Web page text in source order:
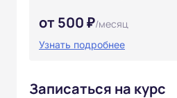
от 500 ₽/месяц
Узнать подробнее
Записаться на курс